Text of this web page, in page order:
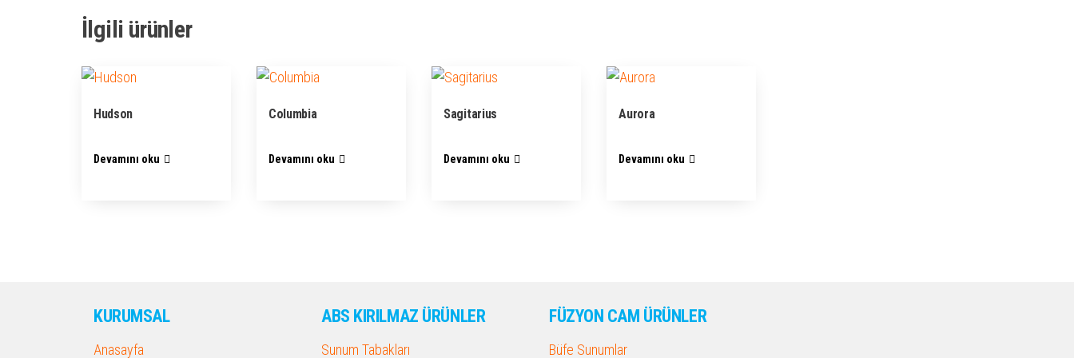
İlgili ürünler
Hudson
Devamını oku
Columbia
Devamını oku
Sagitarius
Devamını oku
Aurora
Devamını oku
KURUMSAL
Anasayfa
ABS KIRILMAZ ÜRÜNLER
Sunum Tabakları
FÜZYON CAM ÜRÜNLER
Büfe Sunumlar